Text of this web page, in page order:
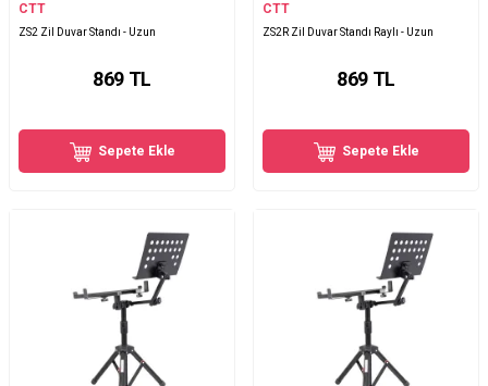
CTT
ZS2 Zil Duvar Standı - Uzun
869 TL
Sepete Ekle
CTT
ZS2R Zil Duvar Standı Raylı - Uzun
869 TL
Sepete Ekle